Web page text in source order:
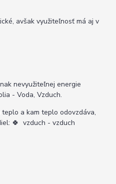
avšak využiteľnosť má aj v
nevyužiteľnej energie
- Voda, Vzduch.
a kam teplo odovzdáva,
🍀 vzduch - vzduch